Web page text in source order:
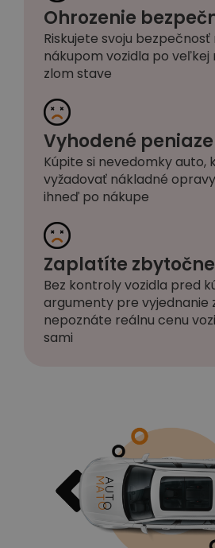
Ohrozenie
Riskujete svoju
nákupom vozidla po veľkej
zlom stave
Vyhodené
Kúpite si nevedomky auto,
vyžadovať nákladné
ihneď po nákupe
Zaplatíte
Bez kontroly vozidla pred
argumenty pre vyjednanie
nepoznáte reálnu cenu
sami